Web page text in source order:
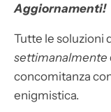
Aggiornamenti!
Tutte le soluzioni
settimanalmente
concomitanza
enigmistica.